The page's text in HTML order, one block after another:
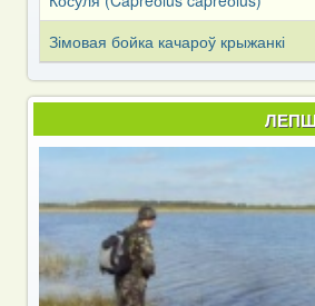
Зімовая бойка качароў крыжанкі